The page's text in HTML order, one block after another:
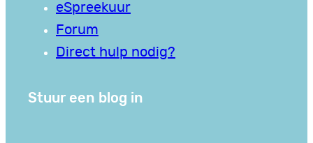
eSpreekuur
Forum
Direct hulp nodig?
Stuur een blog in